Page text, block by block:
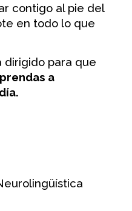
contigo al pie del
en todo lo que
dirigido para que
a